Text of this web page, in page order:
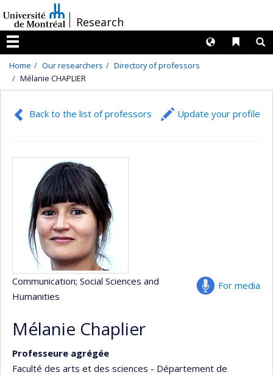
au
contenu
/Research
Menu
Liens
Langues
Home Our researchers
Directory of professors
Mélanie CHAPLIER
Back to the list of professors Update your profile
For media
Communication; Social Sciences and
Humanities
Mélanie Chaplier
Professeure agrégée
Faculté des arts et des sciences - Département de